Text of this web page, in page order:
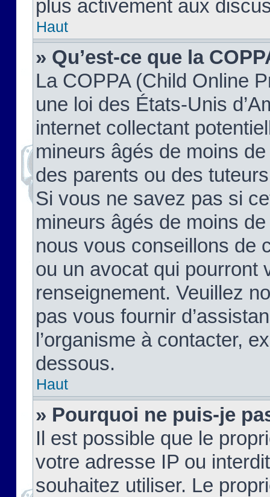
plus activement aux
Haut
» Qu’est-ce que la
La COPPA (Child Online
une loi des États-Unis
internet collectant
mineurs âgés de moins
des parents ou des
Si vous ne savez pas si
mineurs âgés de moins
nous vous conseillons de
ou un avocat qui pourront
renseignement. Veuillez
pas vous fournir
l’organisme à contacter,
dessous.
Haut
» Pourquoi ne puis-je
Il est possible que le
votre adresse IP ou
souhaitez utiliser. Le